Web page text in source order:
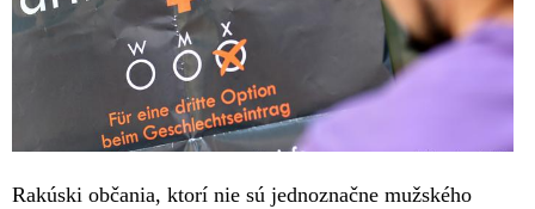
Rakúski občania, ktorí nie sú jednoznačne mužského